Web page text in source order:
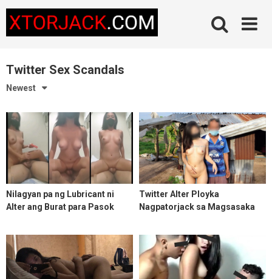
content
Twitter Sex Scandals
Newest
Nilagyan pa ng Lubricant ni
Alter ang Burat para Pasok
Twitter Alter Ployka
Nagpatorjack sa Magsasaka